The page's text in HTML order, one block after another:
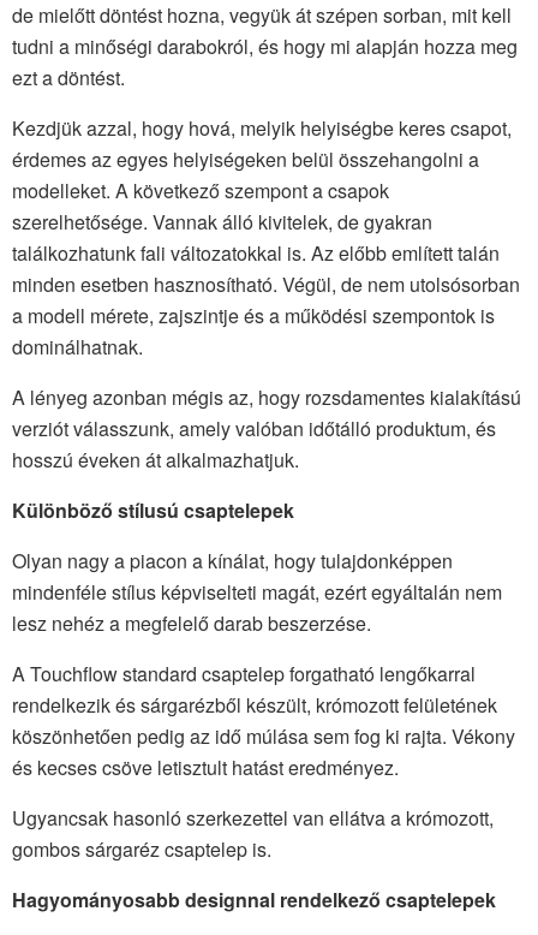
de mielőtt döntést hozna, vegyük át szépen sorban, mit kell
tudni a minőségi darabokról, és hogy mi alapján hozza meg
ezt a döntést.
Kezdjük azzal, hogy hová, melyik helyiségbe keres csapot,
érdemes az egyes helyiségeken belül összehangolni a
modelleket. A következő szempont a csapok
szerelhetősége. Vannak álló kivitelek, de gyakran
találkozhatunk fali változatokkal is. Az előbb említett talán
minden esetben hasznosítható. Végül, de nem utolsósorban
a modell mérete, zajszintje és a működési szempontok is
dominálhatnak.
A lényeg azonban mégis az, hogy rozsdamentes kialakítású
verziót válasszunk, amely valóban időtálló produktum, és
hosszú éveken át alkalmazhatjuk.
Különböző stílusú csaptelepek
Olyan nagy a piacon a kínálat, hogy tulajdonképpen
mindenféle stílus képviselteti magát, ezért egyáltalán nem
lesz nehéz a megfelelő darab beszerzése.
A Touchflow standard csaptelep forgatható lengőkarral
rendelkezik és sárgarézből készült, krómozott felületének
köszönhetően pedig az idő múlása sem fog ki rajta. Vékony
és kecses csöve letisztult hatást eredményez.
Ugyancsak hasonló szerkezettel van ellátva a krómozott,
gombos sárgaréz csaptelep is.
Hagyományosabb designnal rendelkező csaptelepek